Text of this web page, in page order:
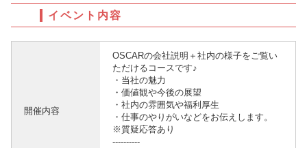
イベント内容
開催内容
OSCARの会社説明＋社内の様子をご覧い
ただけるコースです♪
・当社の魅力
・価値観や今後の展望
・社内の雰囲気や福利厚生
・仕事のやりがいなどをお伝えします。
※質疑応答あり
----------